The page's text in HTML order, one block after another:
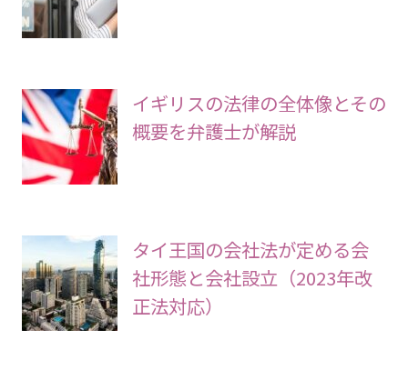
イギリスの法律の全体像とその
概要を弁護士が解説
タイ王国の会社法が定める会
社形態と会社設立（2023年改
正法対応）